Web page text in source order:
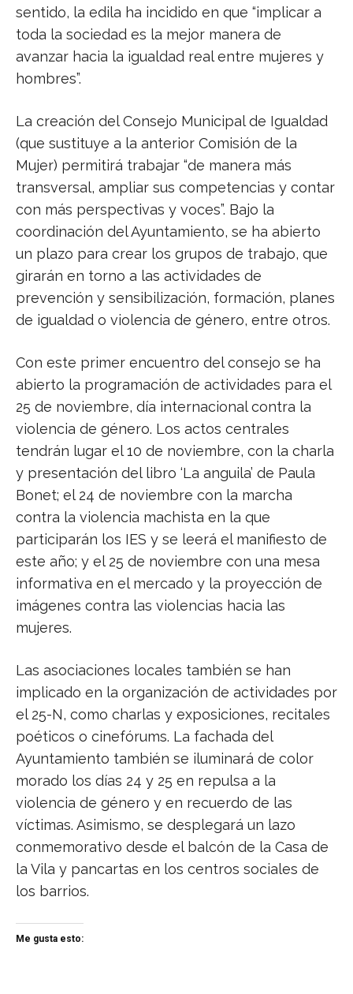
sentido, la edila ha incidido en que “implicar a
toda la sociedad es la mejor manera de
avanzar hacia la igualdad real entre mujeres y
hombres”.
La creación del Consejo Municipal de Igualdad
(que sustituye a la anterior Comisión de la
Mujer) permitirá trabajar “de manera más
transversal, ampliar sus competencias y contar
con más perspectivas y voces”. Bajo la
coordinación del Ayuntamiento, se ha abierto
un plazo para crear los grupos de trabajo, que
girarán en torno a las actividades de
prevención y sensibilización, formación, planes
de igualdad o violencia de género, entre otros.
Con este primer encuentro del consejo se ha
abierto la programación de actividades para el
25 de noviembre, día internacional contra la
violencia de género. Los actos centrales
tendrán lugar el 10 de noviembre, con la charla
y presentación del libro ‘La anguila’ de Paula
Bonet; el 24 de noviembre con la marcha
contra la violencia machista en la que
participarán los IES y se leerá el manifiesto de
este año; y el 25 de noviembre con una mesa
informativa en el mercado y la proyección de
imágenes contra las violencias hacia las
mujeres.
Las asociaciones locales también se han
implicado en la organización de actividades por
el 25-N, como charlas y exposiciones, recitales
poéticos o cinefórums. La fachada del
Ayuntamiento también se iluminará de color
morado los días 24 y 25 en repulsa a la
violencia de género y en recuerdo de las
víctimas. Asimismo, se desplegará un lazo
conmemorativo desde el balcón de la Casa de
la Vila y pancartas en los centros sociales de
los barrios.
Me gusta esto: